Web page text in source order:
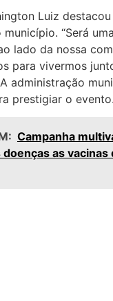
Luiz
“Será
lado da nossa
para vivermos
administração
prestigiar o evento.
Campanha
as vacinas